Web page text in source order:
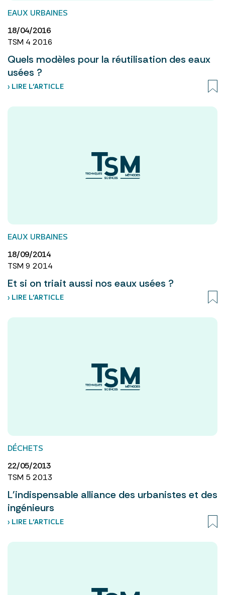
EAUX URBAINES
18/04/2016
TSM 4 2016
Quels modèles pour la réutilisation des eaux
usées ?
› LIRE L’ARTICLE
EAUX URBAINES
18/09/2014
TSM 9 2014
Et si on triait aussi nos eaux usées ?
› LIRE L’ARTICLE
DÉCHETS
22/05/2013
TSM 5 2013
L'indispensable alliance des urbanistes et des
ingénieurs
› LIRE L’ARTICLE